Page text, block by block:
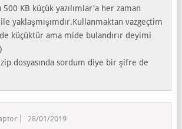
500 KB küçük yazılımlar'a her zaman
yaklaşmışımdır.Kullanmaktan vazgeçtim
küçüktür ama mide bulandırır deyimi
zip dosyasında sordum diye bir şifre de
28/01/2019